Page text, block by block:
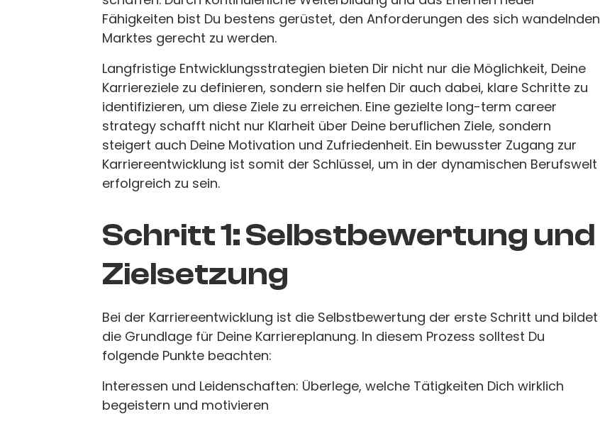
Fähigkeiten bist Du bestens gerüstet, den Anforderungen des sich wandelnden
Marktes gerecht zu werden.
Langfristige Entwicklungsstrategien bieten Dir nicht nur die Möglichkeit, Deine
Karriereziele zu definieren, sondern sie helfen Dir auch dabei, klare Schritte zu
identifizieren, um diese Ziele zu erreichen. Eine gezielte long-term career
strategy schafft nicht nur Klarheit über Deine beruflichen Ziele, sondern
steigert auch Deine Motivation und Zufriedenheit. Ein bewusster Zugang zur
Karriereentwicklung ist somit der Schlüssel, um in der dynamischen Berufswelt
erfolgreich zu sein.
Schritt 1: Selbstbewertung und
Zielsetzung
Bei der Karriereentwicklung ist die Selbstbewertung der erste Schritt und bildet
die Grundlage für Deine Karriereplanung. In diesem Prozess solltest Du
folgende Punkte beachten:
Interessen und Leidenschaften: Überlege, welche Tätigkeiten Dich wirklich
begeistern und motivieren